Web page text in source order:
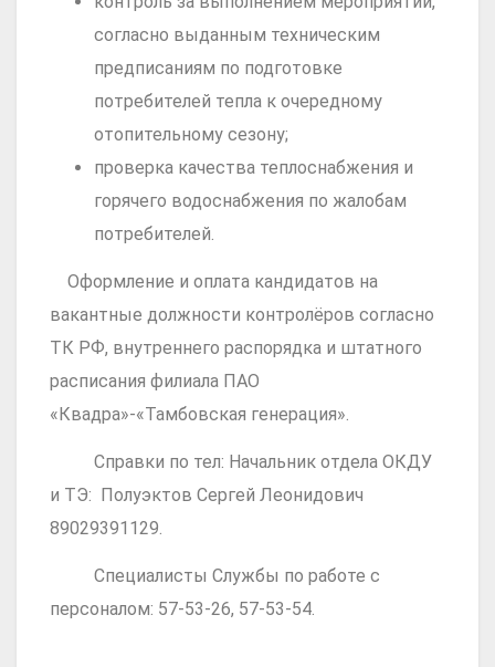
согласно выданным техническим
предписаниям по подготовке
потребителей тепла к очередному
отопительному сезону;
проверка качества теплоснабжения и
горячего водоснабжения по жалобам
потребителей.
Оформление и оплата кандидатов на
вакантные должности контролёров согласно
ТК РФ, внутреннего распорядка и штатного
расписания филиала ПАО
«Квадра»-«Тамбовская генерация».
Справки по тел: Начальник отдела ОКДУ
и ТЭ: Полуэктов Сергей Леонидович
89029391129.
Специалисты Службы по работе с
персоналом: 57-53-26, 57-53-54.